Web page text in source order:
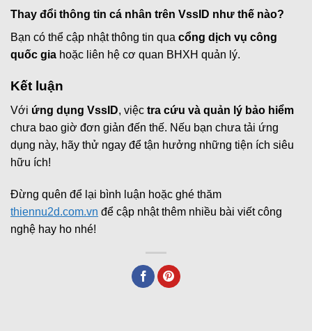
Thay đổi thông tin cá nhân trên VssID như thế nào?
Bạn có thể cập nhật thông tin qua cổng dịch vụ công
quốc gia hoặc liên hệ cơ quan BHXH quản lý.
Kết luận
Với ứng dụng VssID, việc tra cứu và quản lý bảo hiểm
chưa bao giờ đơn giản đến thế. Nếu bạn chưa tải ứng
dụng này, hãy thử ngay để tận hưởng những tiện ích siêu
hữu ích!
Đừng quên để lại bình luận hoặc ghé thăm
thiennu2d.com.vn để cập nhật thêm nhiều bài viết công
nghệ hay ho nhé!